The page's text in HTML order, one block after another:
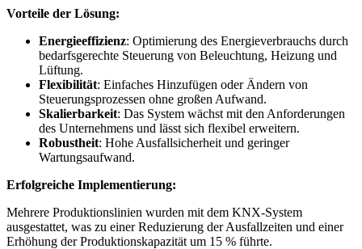
Vorteile der Lösung:
Energieeffizienz: Optimierung des Energieverbrauchs durch
bedarfsgerechte Steuerung von Beleuchtung, Heizung und
Lüftung.
Flexibilität: Einfaches Hinzufügen oder Ändern von
Steuerungsprozessen ohne großen Aufwand.
Skalierbarkeit: Das System wächst mit den Anforderungen
des Unternehmens und lässt sich flexibel erweitern.
Robustheit: Hohe Ausfallsicherheit und geringer
Wartungsaufwand.
Erfolgreiche Implementierung:
Mehrere Produktionslinien wurden mit dem KNX-System
ausgestattet, was zu einer Reduzierung der Ausfallzeiten und einer
Erhöhung der Produktionskapazität um 15 % führte.